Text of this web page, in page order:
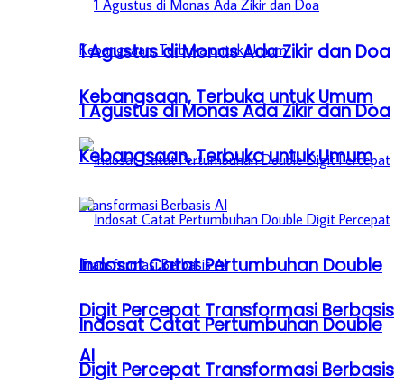
1 Agustus di Monas Ada Zikir dan Doa
Kebangsaan, Terbuka untuk Umum
Indosat Catat Pertumbuhan Double
Digit Percepat Transformasi Berbasis
AI
1 Agustus di Monas Ada Zikir dan Doa
Kebangsaan, Terbuka untuk Umum
Indosat Catat Pertumbuhan Double
Digit Percepat Transformasi Berbasis